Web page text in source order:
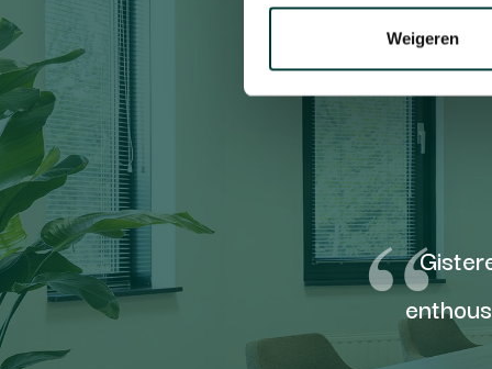
Weigeren